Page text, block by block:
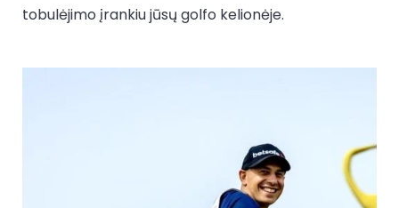
tobulėjimo įrankiu jūsų golfo kelionėje.